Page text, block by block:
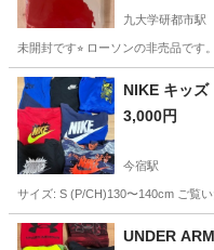
九大学研都市駅
未開封です⭐︎ ローソンの非売品です
福岡 福岡市 九大学研都市
NIKE キッズ
3,000円
今宿駅
サイズ: S (P/CH)130〜140cm ご覧
福岡 福岡市
UNDER